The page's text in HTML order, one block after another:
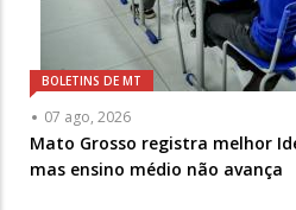
BOLETINS DE MT
07 ago, 2026
Mato Grosso registra melhor
mas ensino médio não avança